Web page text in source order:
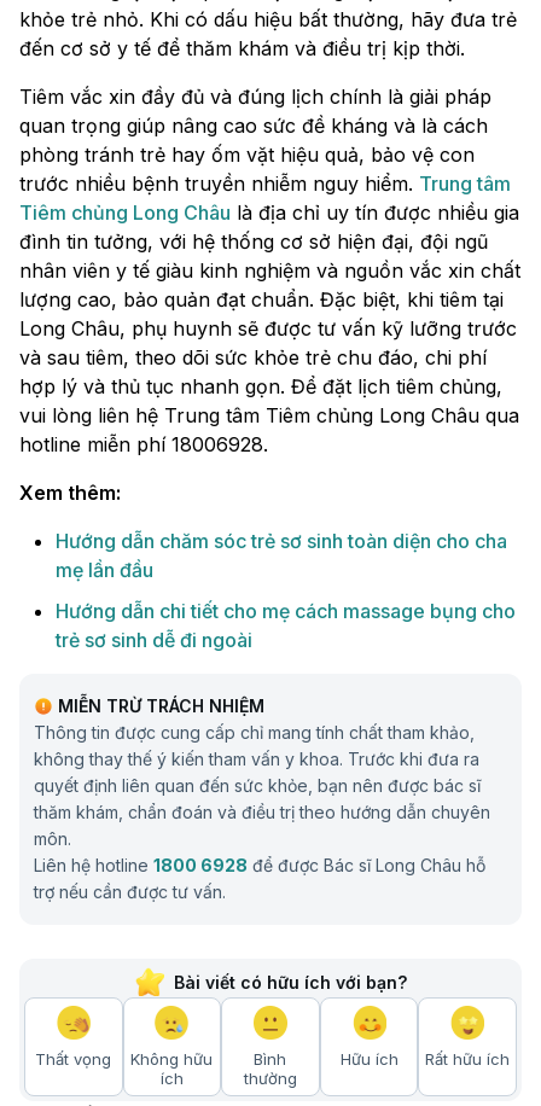
khỏe trẻ nhỏ. Khi có dấu hiệu bất thường, hãy đưa trẻ
đến cơ sở y tế để thăm khám và điều trị kịp thời.
Tiêm vắc xin đầy đủ và đúng lịch chính là giải pháp
quan trọng giúp nâng cao sức đề kháng và là cách
phòng tránh trẻ hay ốm vặt hiệu quả, bảo vệ con
trước nhiều bệnh truyền nhiễm nguy hiểm. Trung tâm
Tiêm chủng Long Châu là địa chỉ uy tín được nhiều gia
đình tin tưởng, với hệ thống cơ sở hiện đại, đội ngũ
nhân viên y tế giàu kinh nghiệm và nguồn vắc xin chất
lượng cao, bảo quản đạt chuẩn. Đặc biệt, khi tiêm tại
Long Châu, phụ huynh sẽ được tư vấn kỹ lưỡng trước
và sau tiêm, theo dõi sức khỏe trẻ chu đáo, chi phí
hợp lý và thủ tục nhanh gọn. Để đặt lịch tiêm chủng,
vui lòng liên hệ Trung tâm Tiêm chủng Long Châu qua
hotline miễn phí 18006928.
Xem thêm:
Hướng dẫn chăm sóc trẻ sơ sinh toàn diện cho cha
mẹ lần đầu
Hướng dẫn chi tiết cho mẹ cách massage bụng cho
trẻ sơ sinh dễ đi ngoài
MIỄN TRỪ TRÁCH NHIỆM
Thông tin được cung cấp chỉ mang tính chất tham khảo,
không thay thế ý kiến tham vấn y khoa. Trước khi đưa ra
quyết định liên quan đến sức khỏe, bạn nên được bác sĩ
thăm khám, chẩn đoán và điều trị theo hướng dẫn chuyên
môn.
Liên hệ hotline 1800 6928 để được Bác sĩ Long Châu hỗ
trợ nếu cần được tư vấn.
Bài viết có hữu ích với bạn?
Thất vọng
Không hữu
ích
Bình
thường
Hữu ích Rất hữu ích